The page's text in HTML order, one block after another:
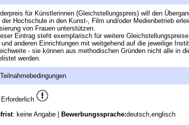
für Künstlerinnen (Gleichstellungspreis) will den
der Hochschule in den Kunst-, Film und/oder Medienbetrieb
von Frauen unterstützen.
Eintrag steht exemplarisch für weitere
und anderen Einrichtungen mit weitgehend auf die jeweilige
- sie können aus methodischen Gründen nicht alle in
werden.
Erforderlich
: keine Angabe | Bewerbungssprache:deutsch,englisch